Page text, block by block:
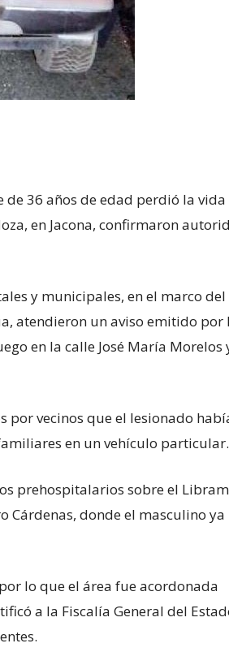
de 36 años de edad perdió la
en Jacona, confirmaron
y municipales, en el marco del
atendieron un aviso emitido por
en la calle José María Morelos
por vecinos que el lesionado
en un vehículo particular.
prehospitalarios sobre el
Cárdenas, donde el masculino ya
lo que el área fue acordonada
a la Fiscalía General del